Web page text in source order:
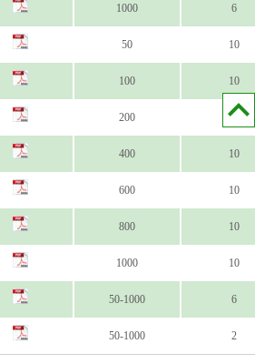
1000 6
50 10
100 10
200 10
400 10
600 10
800 10
1000 10
50-1000 6
50-1000 2